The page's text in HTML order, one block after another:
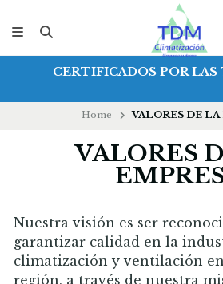
CERTIFICADOS POR
Home VALORES DE LA
VALORES
Nuestra visión es ser
garantizar calidad en la
climatización y ventilación
región, a través de nuestra